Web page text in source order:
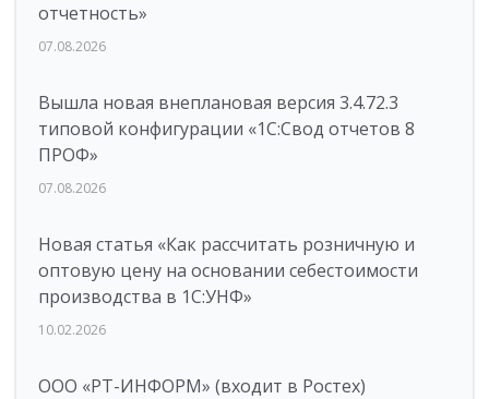
отчетность»
07.08.2026
Вышла новая внеплановая версия 3.4.72.3
типовой конфигурации «1C:Свод отчетов 8
ПРОФ»
07.08.2026
Новая статья «Как рассчитать розничную и
оптовую цену на основании себестоимости
производства в 1С:УНФ»
10.02.2026
ООО «РТ-ИНФОРМ» (входит в Ростех)